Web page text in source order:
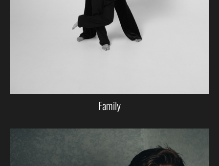
Family